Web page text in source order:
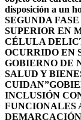
disposición a un
SEGUNDA
SUPERIOR EN
CÉLULA
OCURRIDO EN
GOBIERNO DE
SALUD Y
CUIDAN”
INCLUSIÓN
FUNCIONALES
DEMARCACIÓN